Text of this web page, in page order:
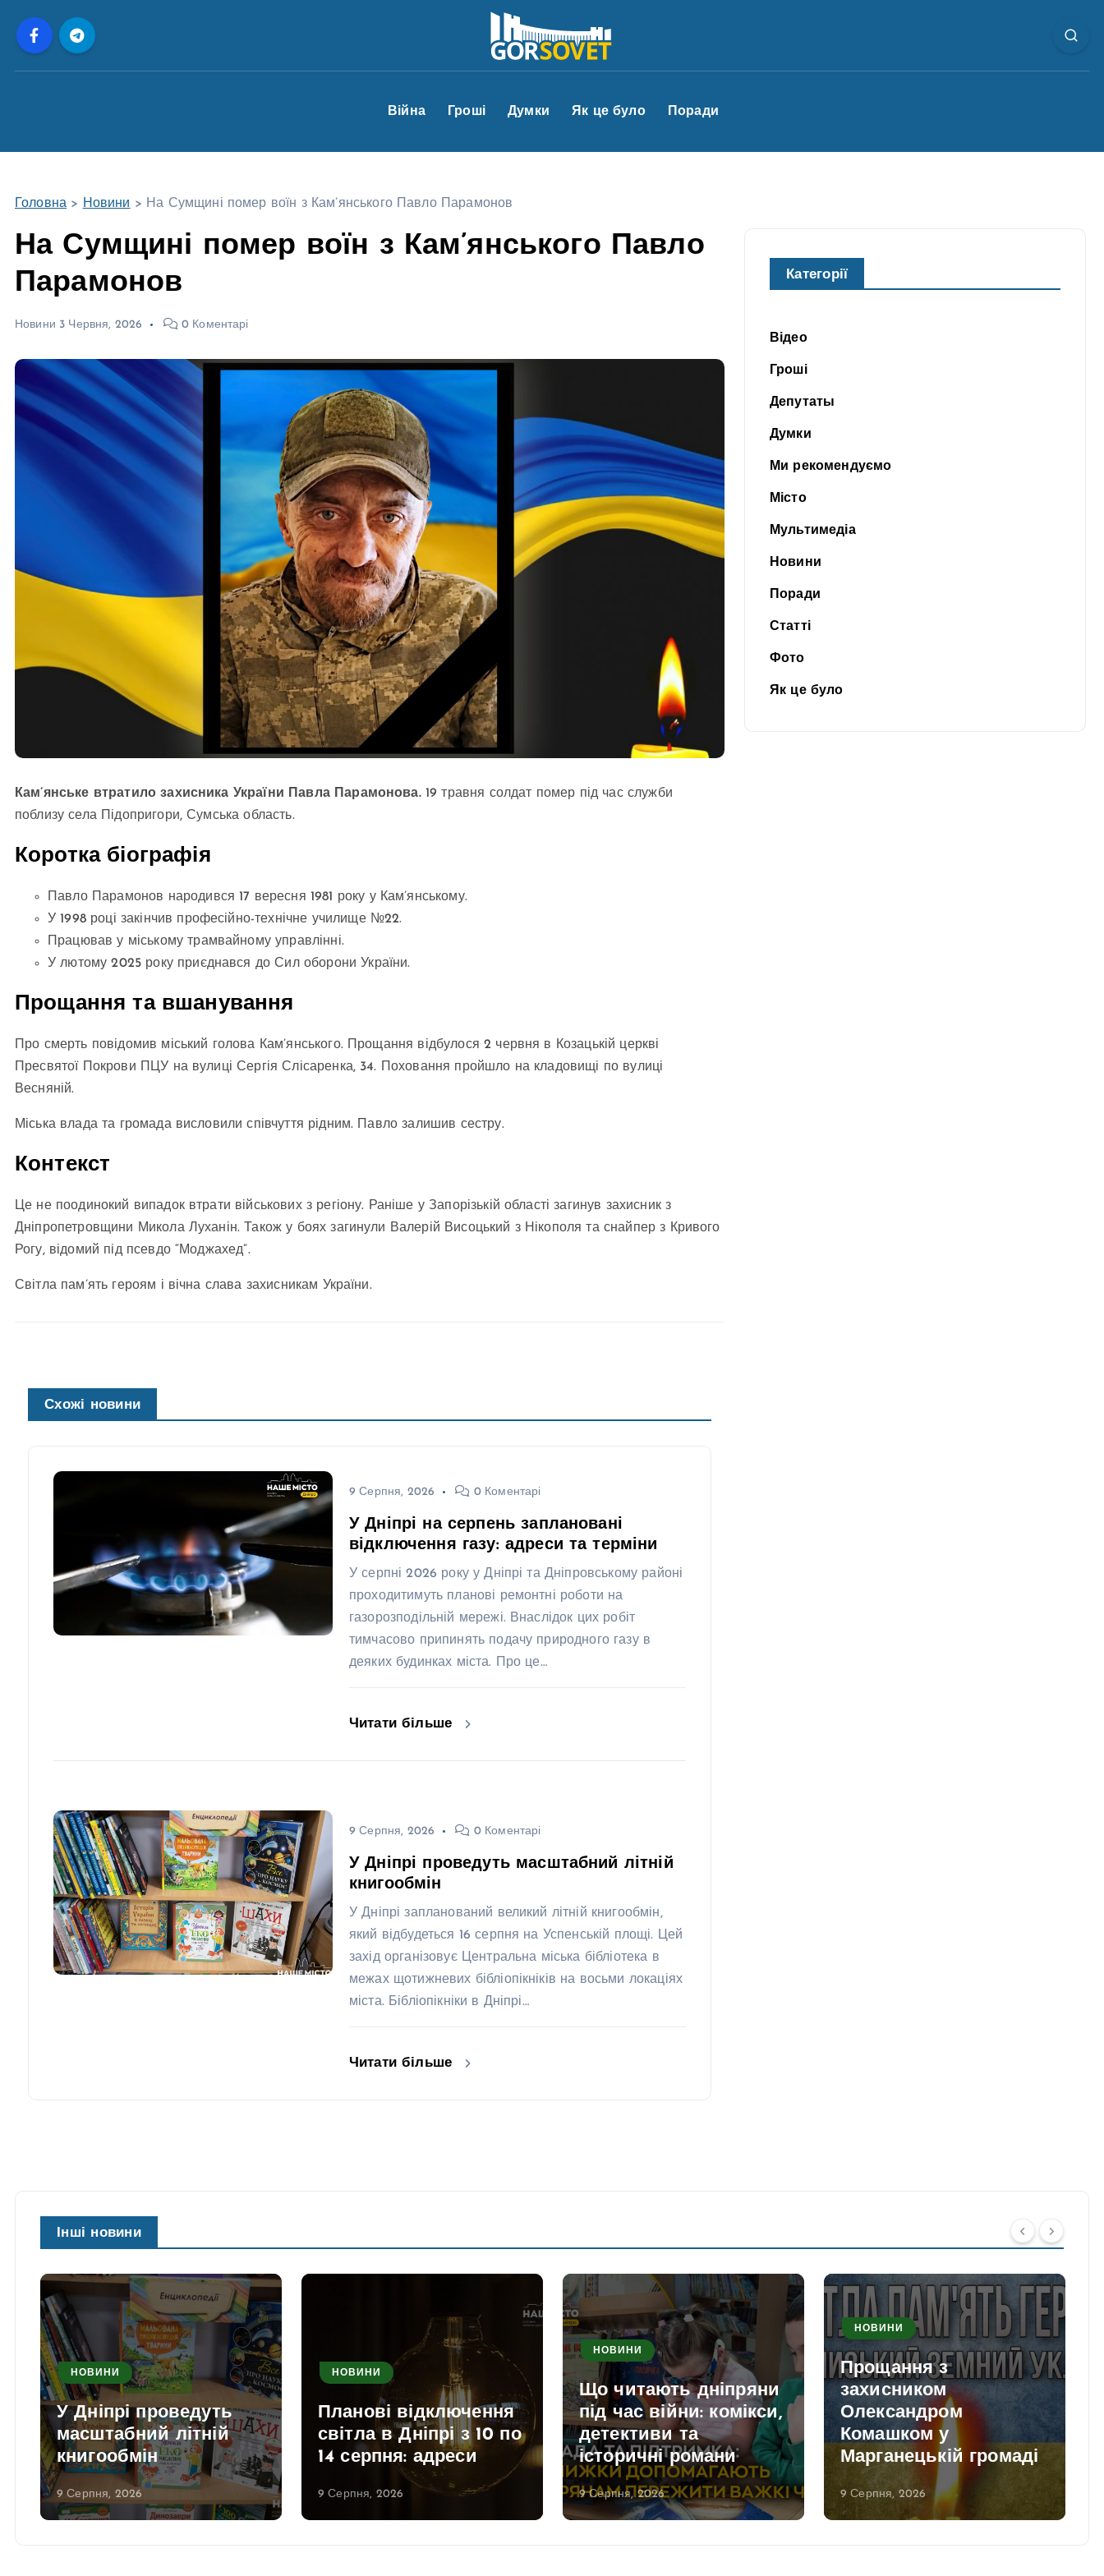
Війна Гроші Думки Як це було Поради
Головна > Новини > На Сумщині помер воїн з Кам’янського Павло Парамонов
На Сумщині помер воїн з Кам’янського Павло
Парамонов
Новини 3 Червня, 2026 0 Коментарі
Кам’янське втратило захисника України Павла Парамонова.19 травня солдат помер під час служби
поблизу села Підопригори, Сумська область.
Коротка біографія
Павло Парамонов народився 17 вересня 1981 року у Кам’янському.
У 1998 році закінчив професійно-технічне училище №22.
Працював у міському трамвайному управлінні.
У лютому 2025 року приєднався до Сил оборони України.
Прощання та вшанування
Про смерть повідомив міський голова Кам’янського. Прощання відбулося 2 червня в Козацькій церкві
Пресвятої Покрови ПЦУ на вулиці Сергія Слісаренка, 34. Поховання пройшло на кладовищі по вулиці
Весняній.
Міська влада та громада висловили співчуття рідним. Павло залишив сестру.
Контекст
Це не поодинокий випадок втрати військових з регіону. Раніше у Запорізькій області загинув захисник з
Дніпропетровщини Микола Луханін. Також у боях загинули Валерій Висоцький з Нікополя та снайпер з Кривого
Рогу, відомий під псевдо “Моджахед”.
Світла пам’ять героям і вічна слава захисникам України.
Схожі новини
9 Серпня, 2026 0 Коментарі
У Дніпрі на серпень заплановані
відключення газу: адреси та терміни
У серпні 2026 року у Дніпрі та Дніпровському районі
проходитимуть планові ремонтні роботи на
газорозподільній мережі. Внаслідок цих робіт
тимчасово припинять подачу природного газу в
деяких будинках міста. Про це…
Читати більше
9 Серпня, 2026 0 Коментарі
У Дніпрі проведуть масштабний літній
книгообмін
У Дніпрі запланований великий літній книгообмін,
який відбудеться 16 серпня на Успенській площі. Цей
захід організовує Центральна міська бібліотека в
межах щотижневих бібліопікніків на восьми локаціях
міста. Бібліопікніки в Дніпрі…
Читати більше
Категорії
Відео
Гроші
Депутаты
Думки
Ми рекомендуємо
Місто
Мультимедіа
Новини
Поради
Статті
Фото
Як це було
Інші новини
НОВИНИ
У Дніпрі проведуть
масштабний літній
книгообмін
9 Серпня, 2026
НОВИНИ
Планові відключення
світла в Дніпрі з 10 по
14 серпня: адреси
9 Серпня, 2026
НОВИНИ
Що читають дніпряни
під час війни: комікси,
детективи та
історичні романи
9 Серпня, 2026
НОВИНИ
Прощання з
захисником
Олександром
Комашком у
Марганецькій громаді
9 Серпня, 2026